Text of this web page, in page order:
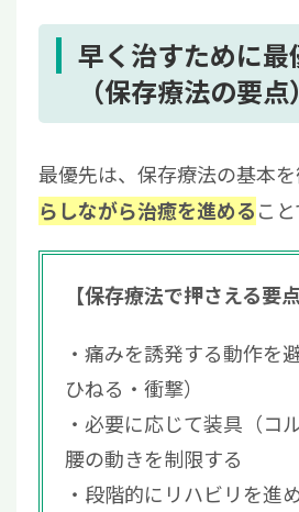
早く治すために最
（保存療法の要点）
最優先は、保存療法の基本を
らしながら治癒を進めること
【保存療法で押さえる要点
痛みを誘発する動作を
ひねる・衝撃）
必要に応じて装具（コ
腰の動きを制限する
段階的にリハビリを進